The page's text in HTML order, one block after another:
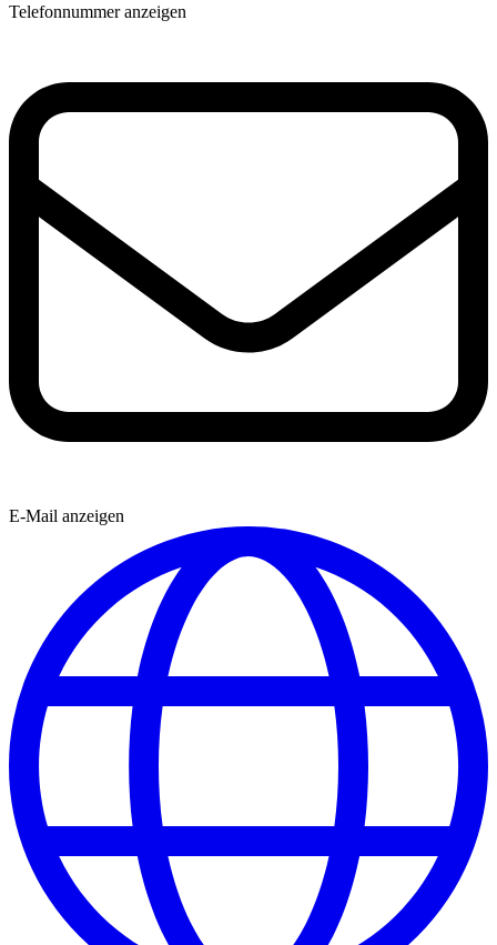
Telefonnummer anzeigen
E-Mail anzeigen